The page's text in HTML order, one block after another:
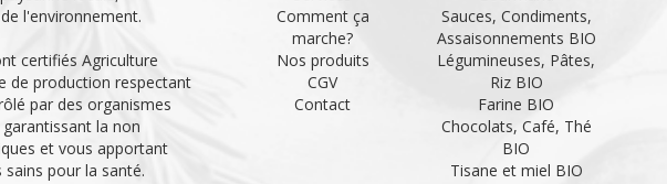
l'environnement.
certifiés Agriculture
de production respectant
par des organismes
la non
et vous apportant
pour la santé.
Comment ça
marche?
Nos produits
CGV
Contact
Sauces, Condiments,
Assaisonnements BIO
Légumineuses, Pâtes,
Riz BIO
Farine BIO
Chocolats, Café, Thé
BIO
Tisane et miel BIO